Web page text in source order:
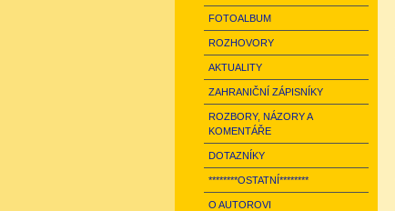
FOTOALBUM
ROZHOVORY
AKTUALITY
ZAHRANIČNÍ ZÁPISNÍKY
ROZBORY, NÁZORY A
KOMENTÁŘE
DOTAZNÍKY
********OSTATNÍ********
O AUTOROVI